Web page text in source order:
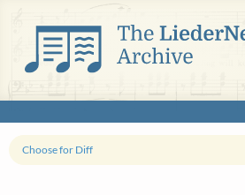
Choose for Diff